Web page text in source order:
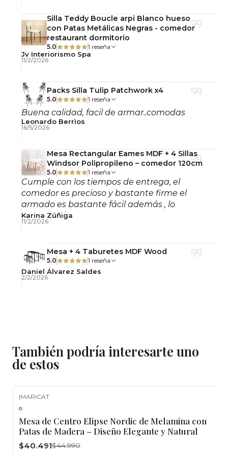
Silla Teddy Boucle arpi Blanco hueso
con Patas Metálicas Negras - comedor
restaurant dormitorio
5.0 1 reseña
Jv Interiorismo Spa
11/2/2026
Packs Silla Tulip Patchwork x4
5.0 1 reseña
Buena calidad, facil de armar..comodas
Leonardo Berrìos
16/5/2026
Mesa Rectangular Eames MDF + 4 Sillas
Windsor Polipropileno – comedor 120cm
5.0 1 reseña
Cumple con los tiempos de entrega, el
comedor es precioso y bastante firme el
armado es bastante fácil además , lo
recomiendo!
Karina Zúñiga
11/2/2026
Mesa + 4 Taburetes MDF Wood
5.0 1 reseña
Daniel Álvarez Saldes
2/2/2026
También podría interesarte uno
de estos
|MARICAT
Mesa de Centro Elipse Nordic de Melamina con
Patas de Madera – Diseño Elegante y Natural
$40.491$44.990